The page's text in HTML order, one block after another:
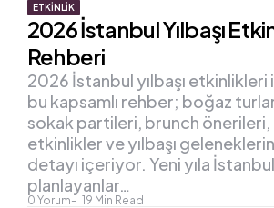
ETKINLIK
2026 İstanbul Yılbaşı
Rehberi
0 Yorum 19 Min Read
2026 İstanbul yılbaşı etkinlikleri
bu kapsamlı rehber; boğaz
sokak partileri, brunch
etkinlikler ve yılbaşı
detayı içeriyor. Yeni yıla
planlayanlar…